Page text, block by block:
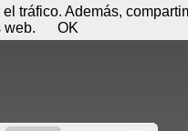
Registrar Conectar
tráfico. Además,
web.
OK